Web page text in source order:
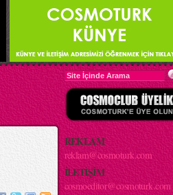
REKLAM
reklam@cosmoturk.com
İLETİŞİM
cosmoeditor@cosmoturk.com